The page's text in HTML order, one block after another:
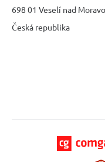
698 01 Veselí nad
Česká republika